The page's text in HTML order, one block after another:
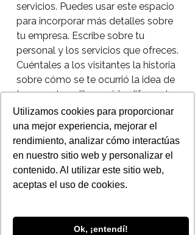
Utilizamos cookies para proporcionar
una mejor experiencia, mejorar el
rendimiento, analizar cómo interactúas
en nuestro sitio web y personalizar el
contenido. Al utilizar este sitio web,
aceptas el uso de cookies.
Ok, ¡entendí!
servicios. Puedes usar este espacio
para incorporar más detalles sobre
tu empresa. Escribe sobre tu
personal y los servicios que ofreces.
Cuéntales a los visitantes la historia
sobre cómo se te ocurrió la idea de
tu negocio y diles qué te diferencia
de tus competidores. Haz que tu
empresa se destaque y muestra a
tus visitantes quién eres.